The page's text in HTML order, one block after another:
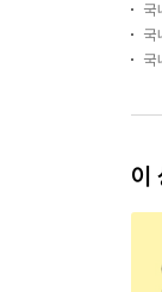
국
국
국
이